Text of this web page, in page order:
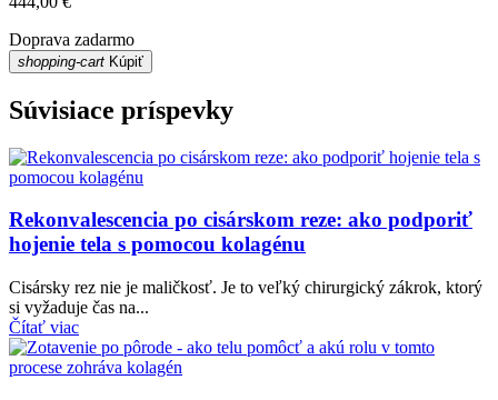
Doprava zadarmo
shopping-cart Kúpiť
Súvisiace príspevky
Rekonvalescencia po cisárskom reze: ako podporiť
hojenie tela s pomocou kolagénu
Cisársky rez nie je maličkosť. Je to veľký chirurgický zákrok, ktorý
si vyžaduje čas na...
Čítať viac